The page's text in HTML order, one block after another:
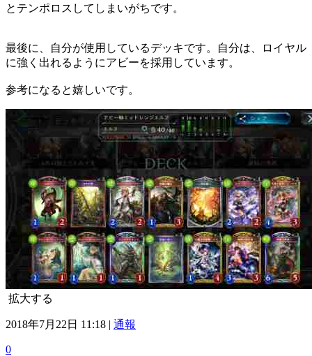
とテンポロスしてしまいがちです。
最後に、自分が使用しているデッキです。自分は、ロイヤル
に強く出れるようにアビーを採用しています。
参考になると嬉しいです。
拡大する
2018年7月22日 11:18 | 通報
0